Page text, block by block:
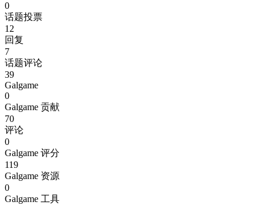
0
话题投票
12
回复
7
话题评论
39
Galgame
0
Galgame 贡献
70
评论
0
Galgame 评分
119
Galgame 资源
0
Galgame 工具